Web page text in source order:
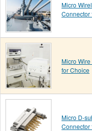
Micro
Connector
Micro
for Choice
Micro D-
Connector